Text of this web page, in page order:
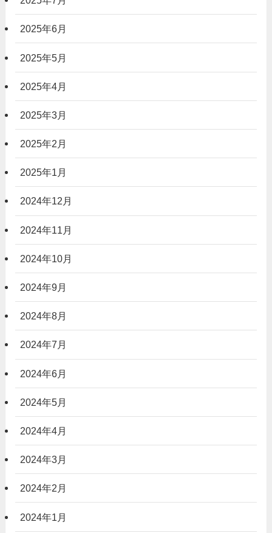
2025年6月
2025年5月
2025年4月
2025年3月
2025年2月
2025年1月
2024年12月
2024年11月
2024年10月
2024年9月
2024年8月
2024年7月
2024年6月
2024年5月
2024年4月
2024年3月
2024年2月
2024年1月